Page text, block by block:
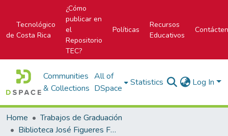
Tecnológico
de Costa Rica
¿Cómo
publicar en
el
Repositorio
TEC?
Políticas
Recursos
Educativos
Communities
& Collections
All of
DSpace
Statistics Log In
Home
Trabajos de Graduación
Biblioteca José Figueres Ferrer